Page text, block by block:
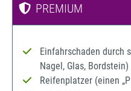
PREMIUM
Einfahrschaden durch
Nagel, Glas, Bordstein)
Reifenplatzer (einen